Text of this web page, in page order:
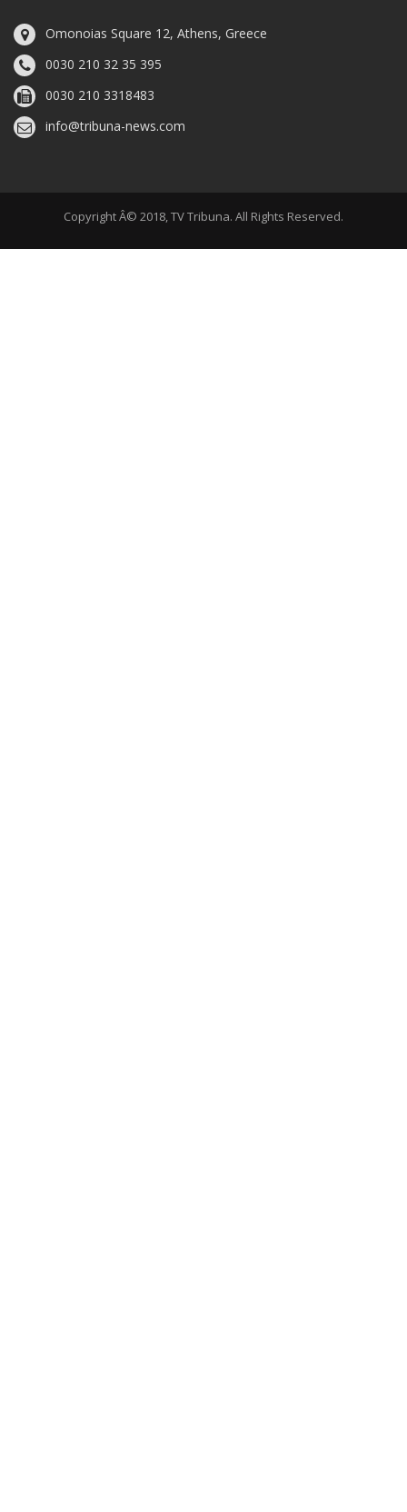
Omonoias Square 12, Athens, Greece
0030 210 32 35 395
0030 210 3318483
info@tribuna-news.com
Copyright Â© 2018, TV Tribuna. All Rights Reserved.